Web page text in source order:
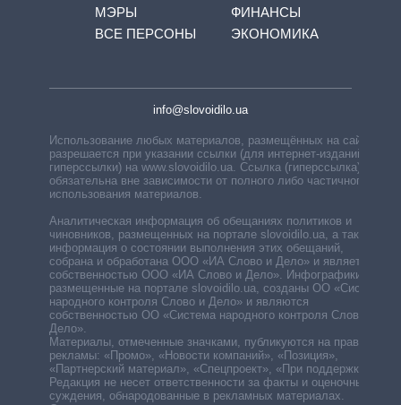
МЭРЫ
ВСЕ ПЕРСОНЫ
ФИНАНСЫ
ЭКОНОМИКА
info@slovoidilo.ua
Использование любых материалов, размещённых на сайте,
разрешается при указании ссылки (для интернет-изданий —
гиперссылки) на www.slovoidilo.ua. Ссылка (гиперссылка)
обязательна вне зависимости от полного либо частичного
использования материалов.
Аналитическая информация об обещаниях политиков и
чиновников, размещенных на портале slovoidilo.ua, а также
информация о состоянии выполнения этих обещаний,
собрана и обработана ООО «ИА Слово и Дело» и является
собственностью ООО «ИА Слово и Дело». Инфографики,
размещенные на портале slovoidilo.ua, созданы ОО «Система
народного контроля Слово и Дело» и являются
собственностью ОО «Система народного контроля Слово и
Дело».
Материалы, отмеченные значками, публикуются на правах
рекламы: «Промо», «Новости компаний», «Позиция»,
«Партнерский материал», «Спецпроект», «При поддержке».
Редакция не несет ответственности за факты и оценочные
суждения, обнародованные в рекламных материалах.